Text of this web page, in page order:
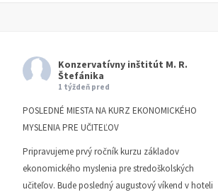
Konzervatívny inštitút M. R.
Štefánika
1 týždeň pred
POSLEDNÉ MIESTA NA KURZ EKONOMICKÉHO
MYSLENIA PRE UČITEĽOV
Pripravujeme prvý ročník kurzu základov
ekonomického myslenia pre stredoškolských
učiteľov. Bude posledný augustový víkend v hoteli